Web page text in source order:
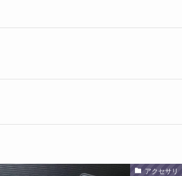
アクセサリ